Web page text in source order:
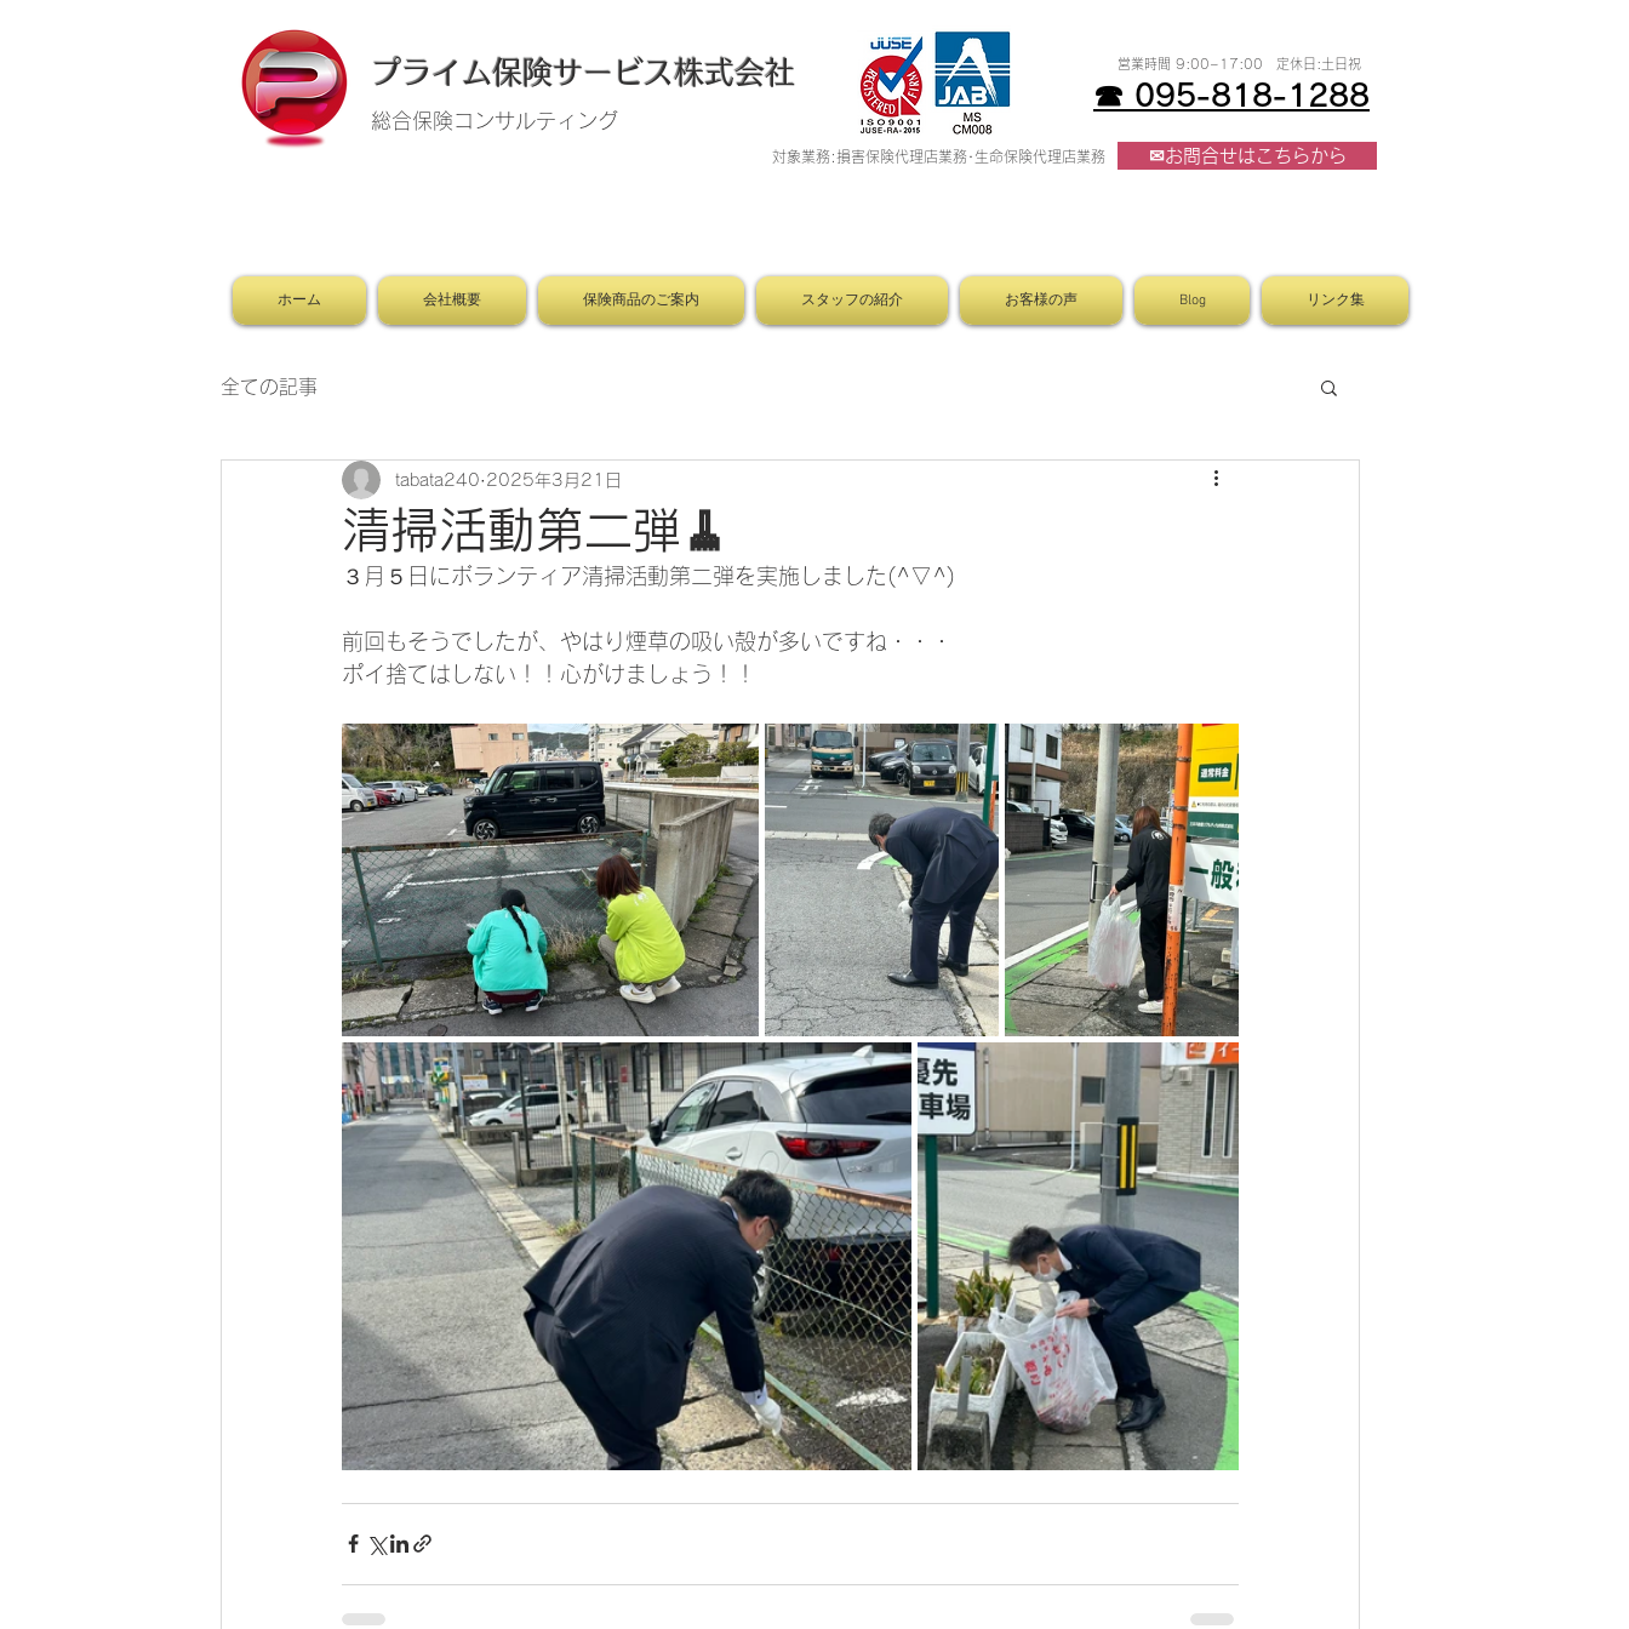
​プライム保険サービス株式会社
総合保険コンサルティング
☎ 095-818-1288
​営業時間 9:00~17:00 定休日:土日祝
✉お問合せはこちらから
​対象業務:損害保険代理店業務･生命保険代理店業務
ホーム 会社概要 保険商品のご案内 スタッフの紹介 お客様の声 Blog リンク集
全ての記事
清掃活動第二弾🧹
tabata240 2025年3月21日
３月５日にボランティア清掃活動第二弾を実施しました(^▽^)
前回もそうでしたが、やはり煙草の吸い殻が多いですね・・・
ポイ捨てはしない！！心がけましょう！！